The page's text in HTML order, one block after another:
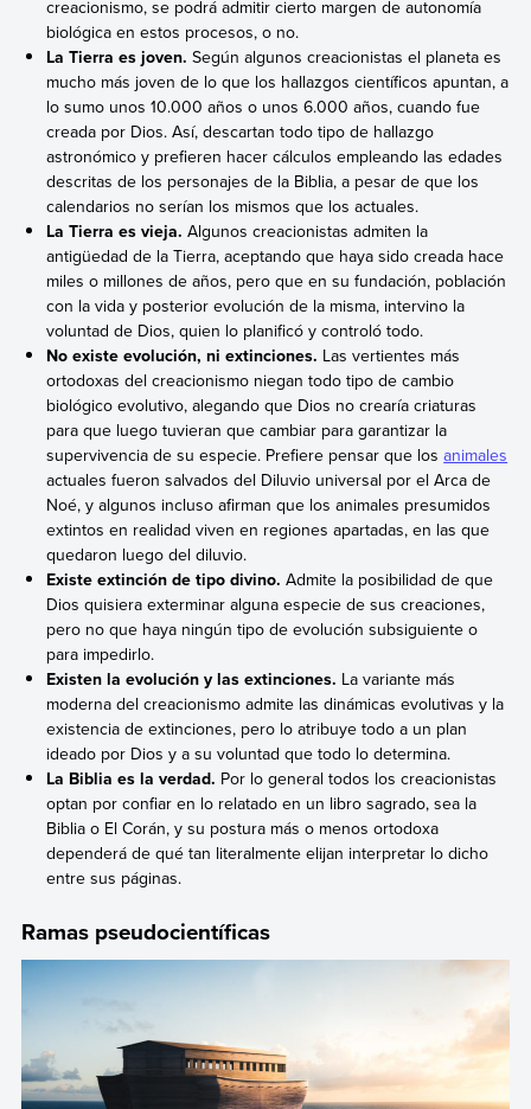
creacionismo, se podrá admitir cierto margen de autonomía
biológica en estos procesos, o no.
La Tierra es joven. Según algunos creacionistas el planeta es
mucho más joven de lo que los hallazgos científicos apuntan, a
lo sumo unos 10.000 años o unos 6.000 años, cuando fue
creada por Dios. Así, descartan todo tipo de hallazgo
astronómico y prefieren hacer cálculos empleando las edades
descritas de los personajes de la Biblia, a pesar de que los
calendarios no serían los mismos que los actuales.
La Tierra es vieja. Algunos creacionistas admiten la
antigüedad de la Tierra, aceptando que haya sido creada hace
miles o millones de años, pero que en su fundación, población
con la vida y posterior evolución de la misma, intervino la
voluntad de Dios, quien lo planificó y controló todo.
No existe evolución, ni extinciones. Las vertientes más
ortodoxas del creacionismo niegan todo tipo de cambio
biológico evolutivo, alegando que Dios no crearía criaturas
para que luego tuvieran que cambiar para garantizar la
supervivencia de su especie. Prefiere pensar que losanimales
actuales fueron salvados del Diluvio universal por el Arca de
Noé, y algunos incluso afirman que los animales presumidos
extintos en realidad viven en regiones apartadas, en las que
quedaron luego del diluvio.
Existe extinción de tipo divino. Admite la posibilidad de que
Dios quisiera exterminar alguna especie de sus creaciones,
pero no que haya ningún tipo de evolución subsiguiente o
para impedirlo.
Existen la evolución y las extinciones. La variante más
moderna del creacionismo admite las dinámicas evolutivas y la
existencia de extinciones, pero lo atribuye todo a un plan
ideado por Dios y a su voluntad que todo lo determina.
La Biblia es la verdad. Por lo general todos los creacionistas
optan por confiar en lo relatado en un libro sagrado, sea la
Biblia o El Corán, y su postura más o menos ortodoxa
dependerá de qué tan literalmente elijan interpretar lo dicho
entre sus páginas.
Ramas pseudocientíficas